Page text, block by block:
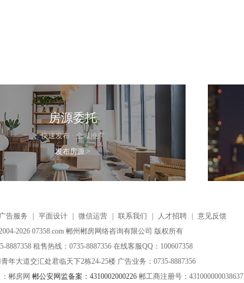
房源委托
快速发布 · 全城推广
发布房源 >
广告服务 平面设计 微信运营 联系我们 人才招聘
意见反馈
2026 07358.com 郴州郴房网络咨询有限公司 版权所有
8887358 租售热线：0735-8887356 在线客服QQ：100607358
年大道交汇处君临天下2栋24-25楼 广告业务：0735-8887356
郴房网 郴公安网监备案：4310002000226 郴工商注册号：431000000038637